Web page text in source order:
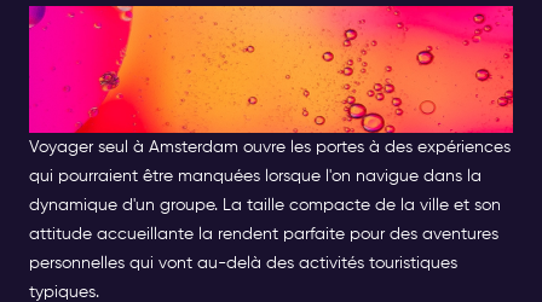
Expériences uniques de
voyage en solitaire à
Amsterdam
Voyager seul à Amsterdam ouvre les portes à des expériences
qui pourraient être manquées lorsque l'on navigue dans la
dynamique d'un groupe. La taille compacte de la ville et son
attitude accueillante la rendent parfaite pour des aventures
personnelles qui vont au-delà des activités touristiques
typiques.